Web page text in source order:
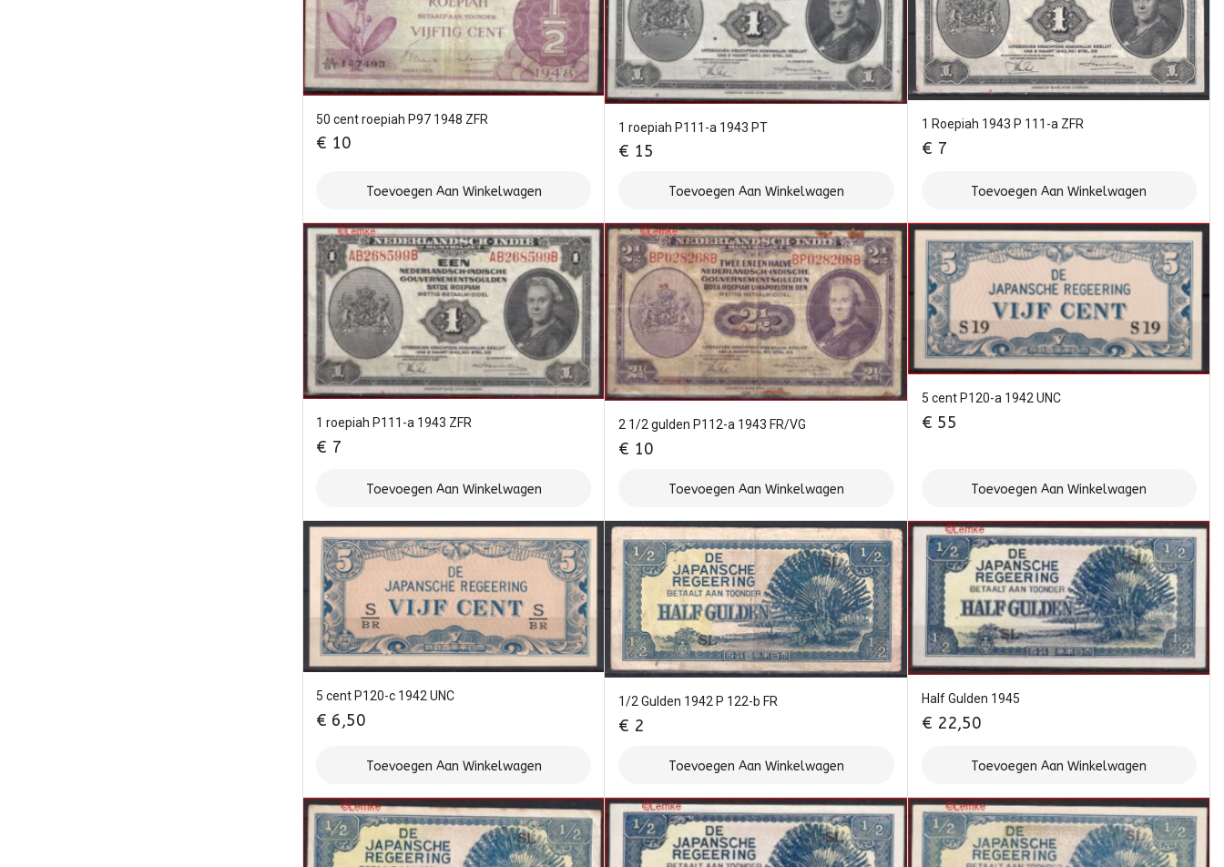
50 cent roepiah P97 1948 ZFR
€ 10
Toevoegen Aan Winkelwagen
1 roepiah P111-a 1943 PT
€ 15
Toevoegen Aan Winkelwagen
1 Roepiah 1943 P 111-a ZFR
€ 7
Toevoegen Aan Winkelwagen
1 roepiah P111-a 1943 ZFR
€ 7
Toevoegen Aan Winkelwagen
2 1/2 gulden P112-a 1943 FR/VG
€ 10
Toevoegen Aan Winkelwagen
5 cent P120-a 1942 UNC
€ 55
Toevoegen Aan Winkelwagen
5 cent P120-c 1942 UNC
€ 6,50
Toevoegen Aan Winkelwagen
1/2 Gulden 1942 P 122-b FR
€ 2
Toevoegen Aan Winkelwagen
Half Gulden 1945
€ 22,50
Toevoegen Aan Winkelwagen